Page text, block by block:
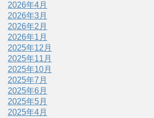
2026年4月
2026年3月
2026年2月
2026年1月
2025年12月
2025年11月
2025年10月
2025年7月
2025年6月
2025年5月
2025年4月